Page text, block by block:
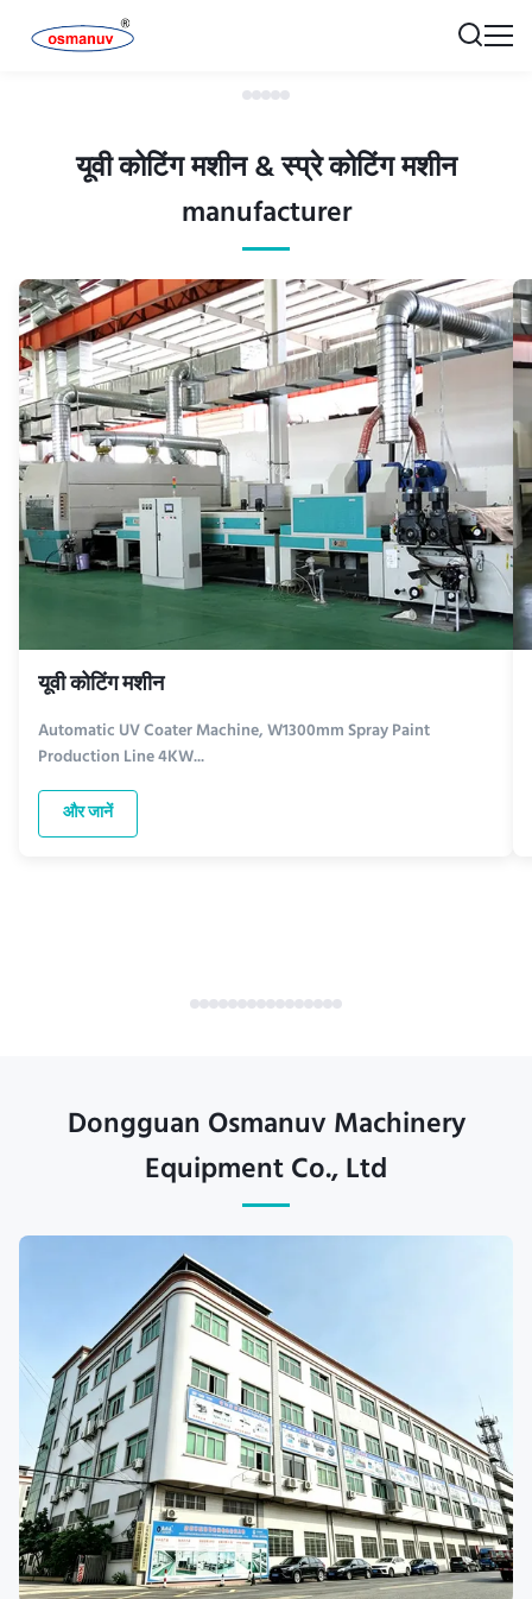
यूवी कोटिंग मशीन & स्प्रे कोटिंग मशीन
manufacturer
यूवी कोटिंग मशीन
Automatic UV Coater Machine, W1300mm Spray Paint
Production Line 4KW...
और जानें
Dongguan Osmanuv Machinery
Equipment Co., Ltd